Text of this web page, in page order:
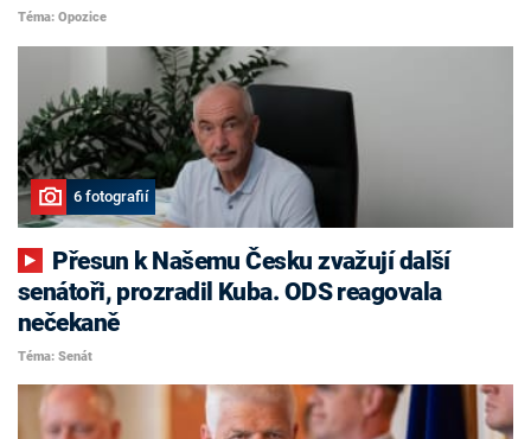
Téma: Opozice
6 fotografií
senátoři, prozradil Kuba. ODS reagovala
nečekaně
Téma: Senát